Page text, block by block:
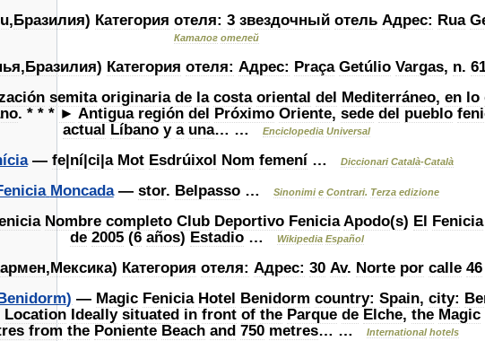
, Бразилия) Категория отеля: 3 звездочный отель Адрес: Rua
Каталог отелей
, Бразилия) Категория отеля: Адрес: Praça Getúlio Vargas, n.
semita originaria de la costa oriental del Mediterráneo, en lo
. * * * ► Antigua región del Próximo Oriente,sede del pueblo
actual
Líbano y a una… …Enciclopedia Universal
— fe| ní| ci a Mot Esdrúixol Nom femení… Diccionari Català-Català
Moncada— stor. Belpasso… Sinonimi e Contrari. Terza edizione
Nombre completo Club Deportivo Fenicia Apodo(s) El
Fenicia
de 2005(6 años) Estadio… Wikipedia Español
, Мексика) Категория отеля: Адрес: 30 Av. Norte por calle 46
Benidorm) — Magic Fenicia Hotel Benidorm country: Spain,city:
Location Ideally situated in front of the Parque de Elche,the Magic
from the Poniente Beach and 750 metres… … International hotels